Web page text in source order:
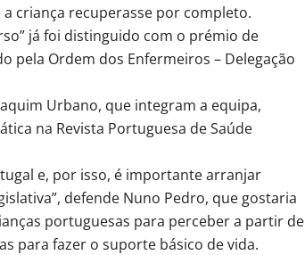
criança recuperasse por completo.
já foi distinguido com o prémio de
pela Ordem dos Enfermeiros – Delegação
Urbano, que integram a equipa,
na Revista Portuguesa de Saúde
e, por isso, é importante arranjar
defende Nuno Pedro, que gostaria
portuguesas para perceber a partir de
para fazer o suporte básico de vida.